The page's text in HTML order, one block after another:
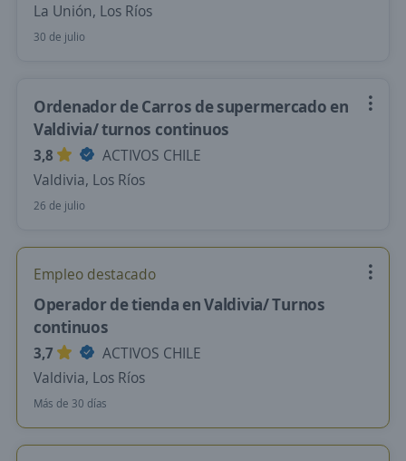
La Unión, Los Ríos
30 de julio
Ordenador de Carros de supermercado en
Valdivia/ turnos continuos
3,8
ACTIVOS CHILE
Valdivia, Los Ríos
26 de julio
Empleo destacado
Operador de tienda en Valdivia/ Turnos
continuos
3,7
ACTIVOS CHILE
Valdivia, Los Ríos
Más de 30 días